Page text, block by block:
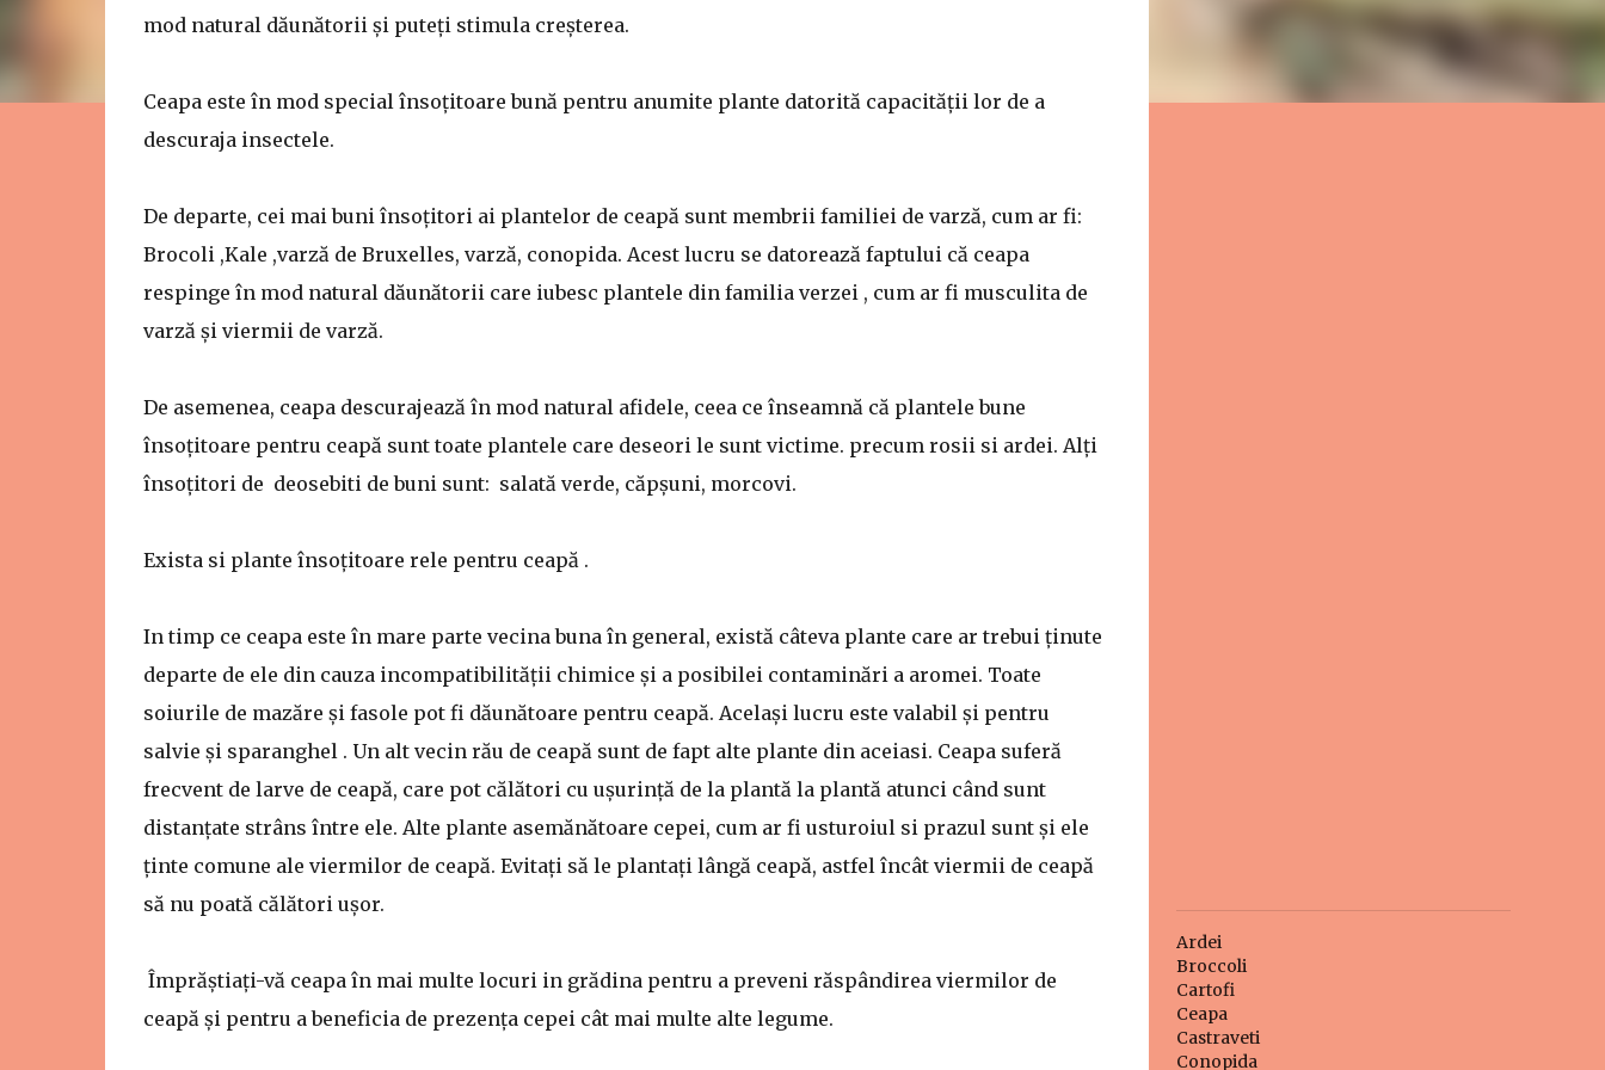
mod natural dăunătorii și puteți stimula creșterea.
Ceapa este în mod special însoțitoare bună pentru anumite plante datorită capacității lor de a
descuraja insectele.
De departe, cei mai buni însoțitori ai plantelor de ceapă sunt membrii familiei de varză, cum ar fi:
Brocoli ,Kale ,varză de Bruxelles, varză, conopida. Acest lucru se datorează faptului că ceapa
respinge în mod natural dăunătorii care iubesc plantele din familia verzei , cum ar fi musculita de
varză și viermii de varză.
De asemenea, ceapa descurajează în mod natural afidele, ceea ce înseamnă că plantele bune
însoțitoare pentru ceapă sunt toate plantele care deseori le sunt victime. precum rosii si ardei. Alți
însoțitori de deosebiti de buni sunt: salată verde, căpșuni, morcovi.
Exista si plante însoțitoare rele pentru ceapă .
In timp ce ceapa este în mare parte vecina buna în general, există câteva plante care ar trebui ținute
departe de ele din cauza incompatibilității chimice și a posibilei contaminări a aromei. Toate
soiurile de mazăre și fasole pot fi dăunătoare pentru ceapă. Același lucru este valabil și pentru
salvie și sparanghel . Un alt vecin rău de ceapă sunt de fapt alte plante din aceiasi. Ceapa suferă
frecvent de larve de ceapă, care pot călători cu ușurință de la plantă la plantă atunci când sunt
distanțate strâns între ele. Alte plante asemănătoare cepei, cum ar fi usturoiul si prazul sunt și ele
ținte comune ale viermilor de ceapă. Evitați să le plantați lângă ceapă, astfel încât viermii de ceapă
să nu poată călători ușor.
Împrăștiați-vă ceapa în mai multe locuri in grădina pentru a preveni răspândirea viermilor de
ceapă și pentru a beneficia de prezența cepei cât mai multe alte legume.
Ardei
Broccoli
Cartofi
Ceapa
Castraveti
Conopida